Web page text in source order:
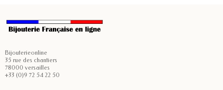
Bijouterieonline
35 rue des chantiers
78000 versailles
+33 (0)9 72 54 22 50